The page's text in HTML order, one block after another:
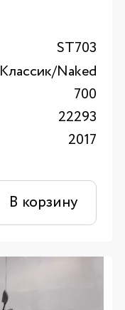
ST703
Классик/Naked
700
22293
2017
В корзину